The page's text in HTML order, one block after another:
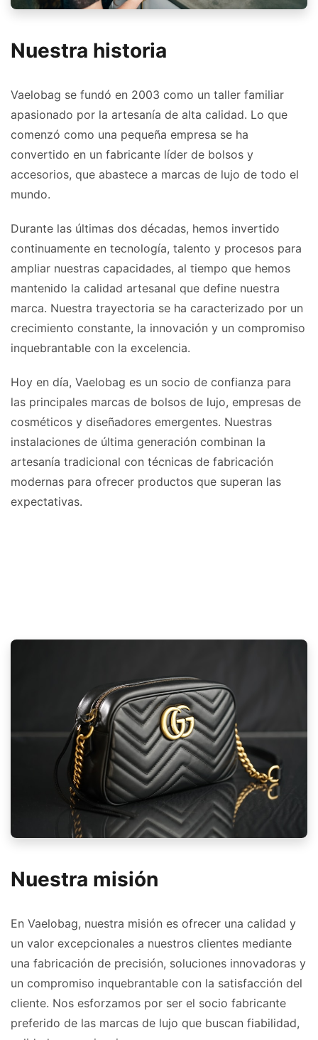
Nuestra historia
Vaelobag se fundó en 2003 como un taller familiar
apasionado por la artesanía de alta calidad. Lo que
comenzó como una pequeña empresa se ha
convertido en un fabricante líder de bolsos y
accesorios, que abastece a marcas de lujo de todo el
mundo.
Durante las últimas dos décadas, hemos invertido
continuamente en tecnología, talento y procesos para
ampliar nuestras capacidades, al tiempo que hemos
mantenido la calidad artesanal que define nuestra
marca. Nuestra trayectoria se ha caracterizado por un
crecimiento constante, la innovación y un compromiso
inquebrantable con la excelencia.
Hoy en día, Vaelobag es un socio de confianza para
las principales marcas de bolsos de lujo, empresas de
cosméticos y diseñadores emergentes. Nuestras
instalaciones de última generación combinan la
artesanía tradicional con técnicas de fabricación
modernas para ofrecer productos que superan las
expectativas.
Nuestra misión
En Vaelobag, nuestra misión es ofrecer una calidad y
un valor excepcionales a nuestros clientes mediante
una fabricación de precisión, soluciones innovadoras y
un compromiso inquebrantable con la satisfacción del
cliente. Nos esforzamos por ser el socio fabricante
preferido de las marcas de lujo que buscan fiabilidad,